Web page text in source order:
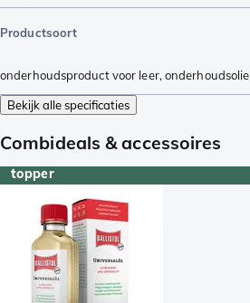
Productsoort
onderhoudsproduct voor leer, onderhoudsolie
Bekijk alle specificaties
Combideals & accessoires
topper